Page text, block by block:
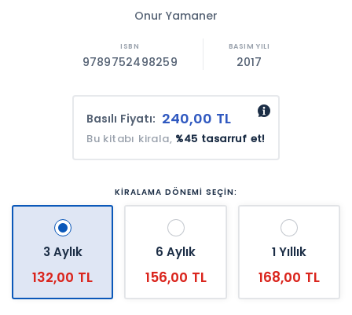
Onur Yamaner
9789752498259 2017
Basılı Fiyatı: 240,00 TL
Bu kitabı kirala, %45 tasarruf et!
KİRALAMA DÖNEMİ SEÇİN:
3 Aylık
132,00 TL
6 Aylık
156,00 TL
1 Yıllık
168,00 TL